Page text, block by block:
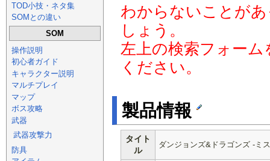
TOD小技・ネタ集
SOMとの違い
SOM
操作説明
初心者ガイド
キャラクター説明
マルチプレイ
マップ
ボス攻略
武器
武器攻撃力
防具
わからないことが
しょう。
左上の検索フォー
ください。
製品情報
タイト
ル
ダンジョンズ&ドラゴンズ -ミ